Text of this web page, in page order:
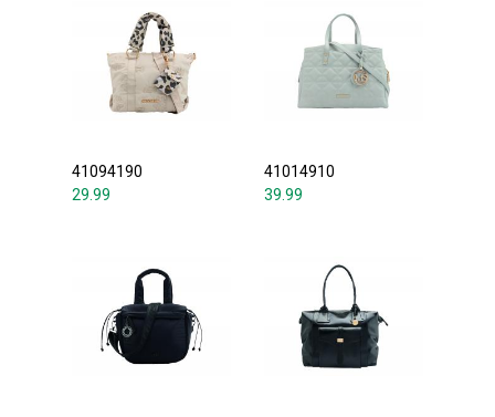
41094190
29.99
41014910
39.99